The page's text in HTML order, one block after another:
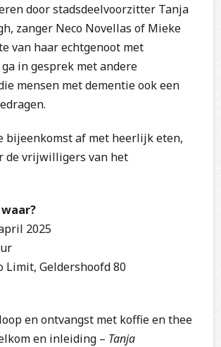
door stadsdeelvoorzitter Tanja
zanger Neco Novellas of Mieke
van haar echtgenoot met
in gesprek met andere
mensen met dementie ook een
bijeenkomst af met heerlijk eten,
de vrijwilligers van het
2025
Limit, Geldershoofd 80
en ontvangst met koffie en thee
en inleiding – Tanja